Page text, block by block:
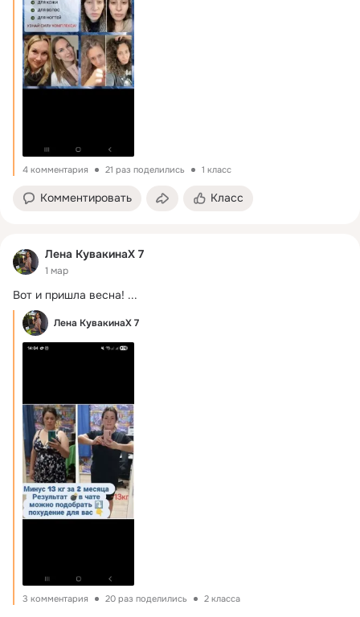
4 комментария 21 раз поделились 1 класс
Комментировать Класс
Лена КувакинаХ 7
1 мар
Вот и пришла весна! ...
Лена КувакинаХ 7
3 комментария 20 раз поделились 2 класса